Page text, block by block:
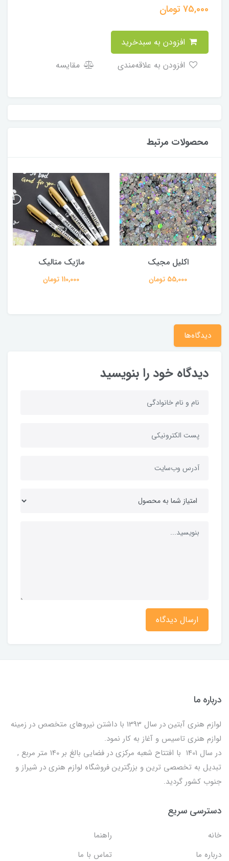
75,000تومان
مقایسه
محصولات مرتبط
اکلیل مجیک
55,000 تومان
ماژیک متالیک
110,000 تومان
دیدگاه‌ها
دیدگاه خود را بنویسید
ارسال دیدگاه
درباره ما
لوازم هنری آبتین در سال 1393 با داشتن نیروهای متخصص در زمینه
لوازم هنری تاسیس و آغاز به کار نمود.
در سال 1401 با افتتاح شعبه مرکزی در فضایی بالغ بر 140 متر مربع ,
تبدیل به تخصصی ترین و بزرگترین فروشگاه لوازم هنری در شیراز و
جنوب کشور گردید.
دسترسی سریع
خانه
راهنما
درباره ما
تماس با ما